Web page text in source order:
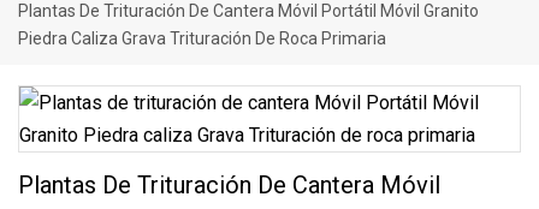
Plantas De Trituración De Cantera Móvil Portátil Móvil Granito
Piedra Caliza Grava Trituración De Roca Primaria
Plantas De Trituración De Cantera Móvil